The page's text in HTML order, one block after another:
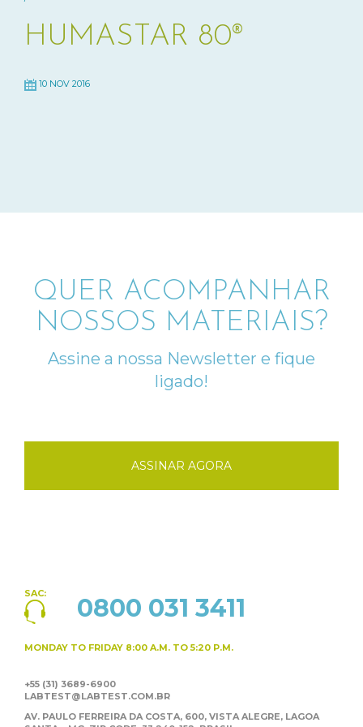
HUMASTAR 80®
10 NOV 2016
QUER ACOMPANHAR
NOSSOS MATERIAIS?
Assine a nossa Newsletter e fique
ligado!
ASSINAR AGORA
SAC: 0800 031 3411
MONDAY TO FRIDAY 8:00 A.M. TO 5:20 P.M.
+55 (31) 3689-6900
LABTEST@LABTEST.COM.BR
AV. PAULO FERREIRA DA COSTA, 600, VISTA ALEGRE, LAGOA